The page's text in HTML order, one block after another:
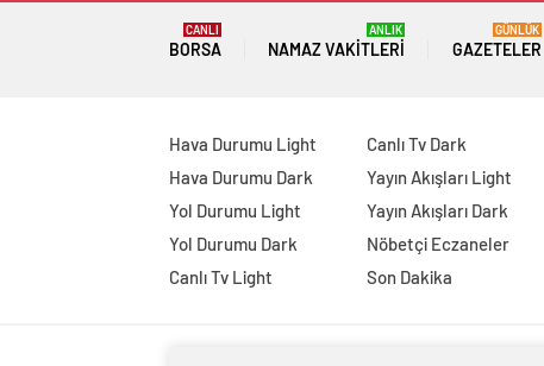
BORSA
CANLI
NAMAZ VAKITLERI
ANLIK
GAZETELER
GÜNLÜK
Hava Durumu Light
Hava Durumu Dark
Yol Durumu Light
Yol Durumu Dark
Canlı Tv Light
Canlı Tv Dark
Yayın Akışları Light
Yayın Akışları Dark
Nöbetçi Eczaneler
Son Dakika